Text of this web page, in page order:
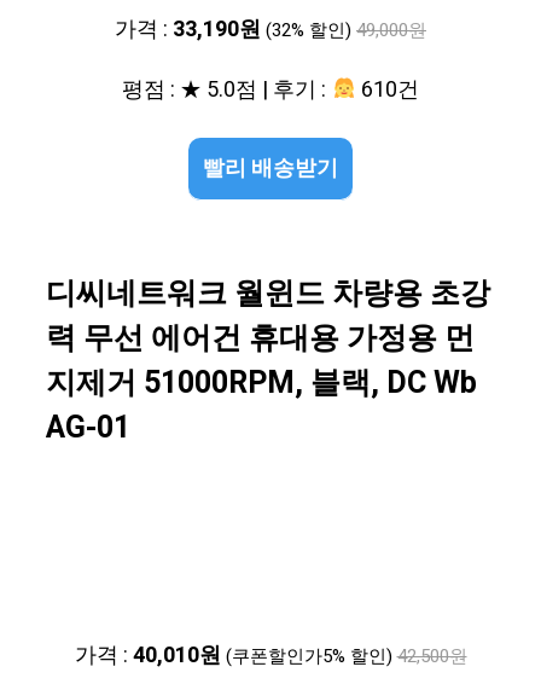
가격 : 33,190원 (32% 할인) 49,000원
평점 : ★ 5.0점 | 후기 : 610건
빨리 배송받기
디씨네트워크 월윈드 차량용 초강
력 무선 에어건 휴대용 가정용 먼
지제거 51000RPM, 블랙, DC Wb
AG-01
가격 :40,010원 (쿠폰할인가5% 할인) 42,500원